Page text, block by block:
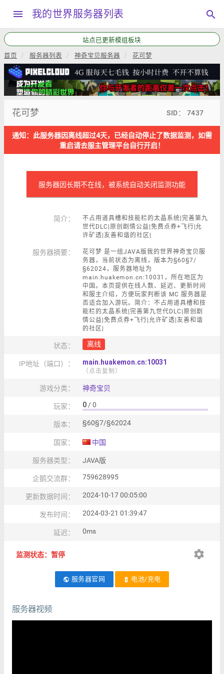
menu 我的世界服务器列表 search
站点已更新模组板块
首页 服务器列表 神奇宝贝服务器 花可梦
花可梦 SID： 7437
通知：此服务器因离线超过4天，已经自动停止了数据监测，如需
重启请去服主管理平台自行开启！
服务器因长期不在线，被系统自动关闭监测功能
简介：
不占用道具槽和技能栏的太晶系统|完善第九
世代DLC|原创剧情公益|免费点券+飞行|允
许矿透|友善和谐的社区|
服务器摘要：
花可梦 是一组JAVA版我的世界神奇宝贝服
务器，当前状态为离线，版本为§60§7/
§62024，服务器地址为
main.huakemon.cn:10031，所在地区为
中国。本页提供在线人数、延迟、更新时间
和服主介绍，方便玩家判断该 MC 服务器是
否适合加入游玩。简介：不占用道具槽和技
能栏的太晶系统|完善第九世代DLC|原创剧
情公益|免费点券+飞行|允许矿透|友善和谐
的社区|
状态： 离线
IP地址（端口）： main.huakemon.cn:10031
（点击复制）
游戏分类： 神奇宝贝
玩家： 0 / 0
版本： §60§7/§62024
国家： 中国
服务器类型： JAVA版
企鹅交流群： 759628995
更新数据时间： 2024-10-17 00:05:00
发布时间： 2024-03-21 01:39:47
延迟： 0ms
监测状态：暂停 settings
public 服务器官网 battery_charging_full 电池/充电
服务器视频